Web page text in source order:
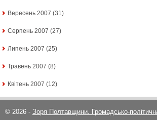
Вересень 2007 (31)
Серпень 2007 (27)
Липень 2007 (25)
Травень 2007 (8)
Квітень 2007 (12)
© 2026 - Зоря Полтавщини. Громадсько-